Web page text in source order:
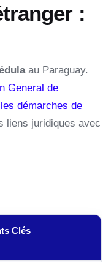
:
au Paraguay.
General de
démarches de
liens juridiques avec
Clés